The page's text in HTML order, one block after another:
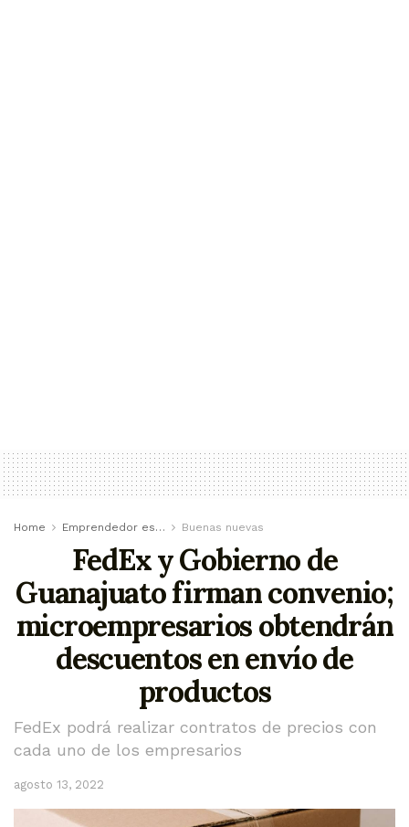
Home Emprendedor es… Buenas nuevas
FedEx y Gobierno de
Guanajuato firman convenio;
microempresarios obtendrán
descuentos en envío de
productos
FedEx podrá realizar contratos de precios con
cada uno de los empresarios
agosto 13, 2022